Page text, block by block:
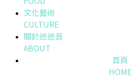
文化藝術
CULTURE
關於迷迷音
ABOUT
首頁
HOME